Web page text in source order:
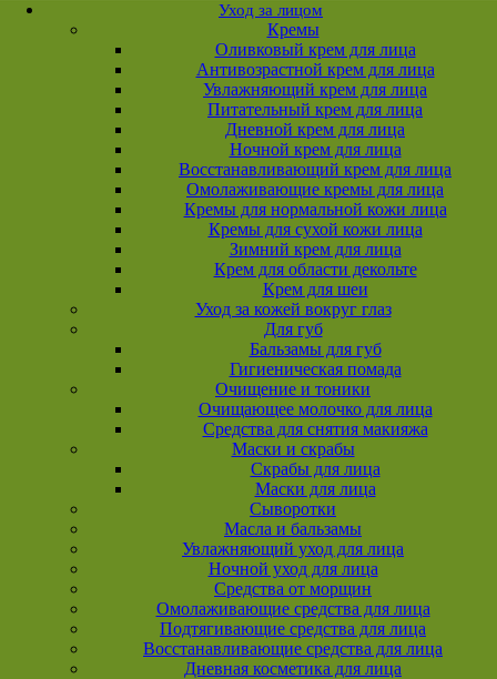
Уход за лицом
Кремы
Оливковый крем для лица
Антивозрастной крем для лица
Увлажняющий крем для лица
Питательный крем для лица
Дневной крем для лица
Ночной крем для лица
Восстанавливающий крем для лица
Омолаживающие кремы для лица
Кремы для нормальной кожи лица
Кремы для сухой кожи лица
Зимний крем для лица
Крем для области декольте
Крем для шеи
Уход за кожей вокруг глаз
Для губ
Бальзамы для губ
Гигиеническая помада
Очищение и тоники
Очищающее молочко для лица
Средства для снятия макияжа
Маски и скрабы
Скрабы для лица
Маски для лица
Сыворотки
Масла и бальзамы
Увлажняющий уход для лица
Ночной уход для лица
Средства от морщин
Омолаживающие средства для лица
Подтягивающие средства для лица
Восстанавливающие средства для лица
Дневная косметика для лица